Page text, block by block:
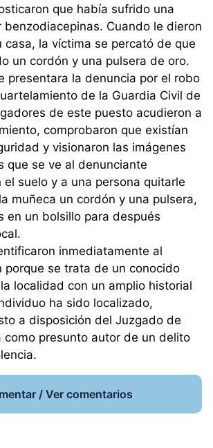
que había sufrido una
benzodiacepinas. Cuando le dieron
casa, la víctima se percató de que
un cordón y una pulsera de oro.
presentara la denuncia por el robo
de la Guardia Civil de
de este puesto acudieron a
comprobaron que existían
y visionaron las imágenes
que se ve al denunciante
el suelo y a una persona quitarle
muñeca un cordón y una pulsera,
en un bolsillo para después
inmediatamente al
porque se trata de un conocido
localidad con un amplio historial
ha sido localizado,
a disposición del Juzgado de
como presunto autor de un delito
/ Ver comentarios